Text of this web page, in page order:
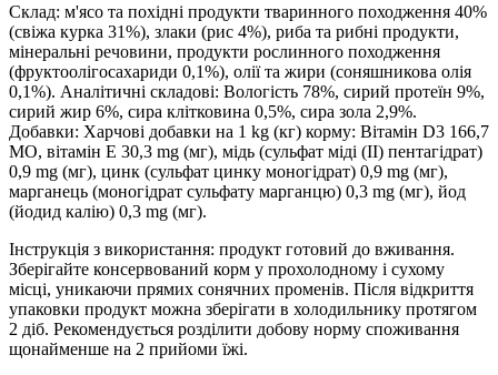
Склад: м'ясо та похідні продукти тваринного походження 40%
(свіжа курка 31%), злаки (рис 4%), риба та рибні продукти,
мінеральні речовини, продукти рослинного походження
(фруктоолігосахариди 0,1%), олії та жири (соняшникова олія
0,1%). Аналітичні складові: Вологість 78%, сирий протеїн 9%,
сирий жир 6%, сира клітковина 0,5%, сира зола 2,9%.
Добавки: Харчові добавки на 1 kg (кг) корму: Вітамін D3 166,7
МО, вітамін E 30,3 mg (мг), мідь (сульфат міді (II) пентагідрат)
0,9 mg (мг), цинк (сульфат цинку моногідрат) 0,9 mg (мг),
марганець (моногідрат сульфату марганцю) 0,3 mg (мг), йод
(йодид калію) 0,3 mg (мг).
Інструкція з використання: продукт готовий до вживання.
Зберігайте консервований корм у прохолодному і сухому
місці, уникаючи прямих сонячних променів. Після відкриття
упаковки продукт можна зберігати в холодильнику протягом
2 діб. Рекомендується розділити добову норму споживання
щонайменше на 2 прийоми їжі.